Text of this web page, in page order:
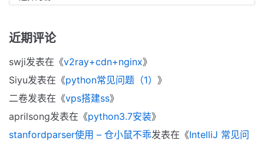
近期评论
swji发表在《v2ray+cdn+nginx》
Siyu发表在《python常见问题（1） 》
二卷发表在《vps搭建ss》
aprilsong发表在《python3.7安装》
stanfordparser使用 – 仓小鼠不乖发表在《IntelliJ 常见问